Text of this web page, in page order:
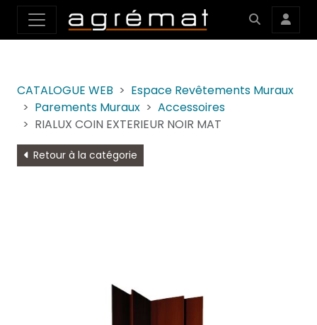
CATALOGUE WEB
Espace Revêtements Muraux
Parements Muraux
Accessoires
RIALUX COIN EXTERIEUR NOIR MAT
Retour à la catégorie